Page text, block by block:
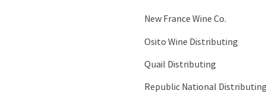
New France Wine Co.
Osito Wine Distributing
Quail Distributing
Republic National Distributing